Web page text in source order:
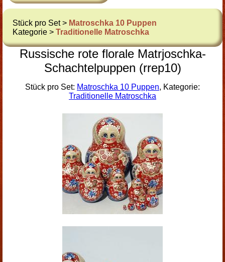
Stück pro Set > Matroschka 10 Puppen
Kategorie > Traditionelle Matroschka
Russische rote florale Matrjoschka-
Schachtelpuppen (rrep10)
Stück pro Set: Matroschka 10 Puppen, Kategorie:
Traditionelle Matroschka